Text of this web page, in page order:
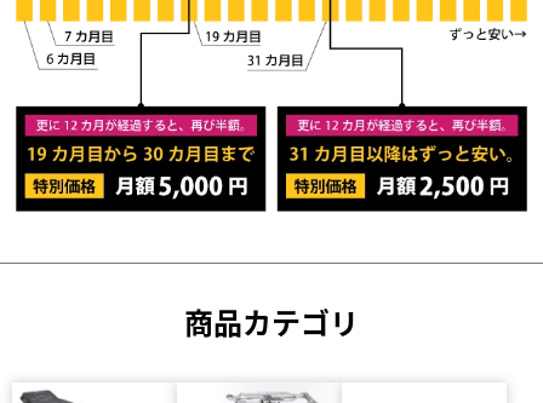
商品カテゴリ